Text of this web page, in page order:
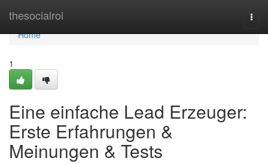
thesocialroi
Home
Home
1
Eine einfache Lead Erzeuger:
Erste Erfahrungen &
Meinungen & Tests